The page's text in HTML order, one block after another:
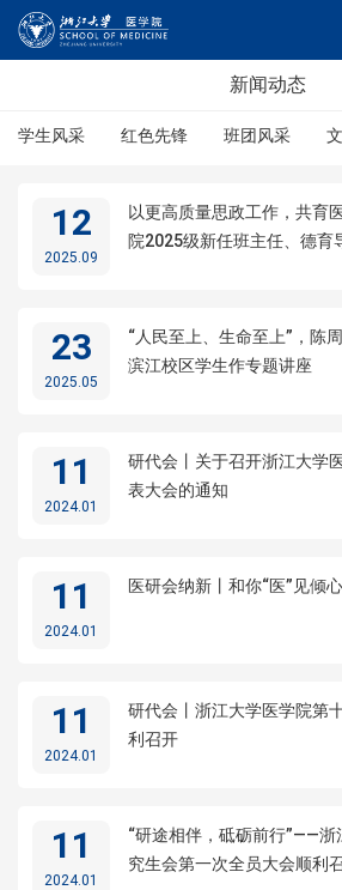
新闻动态
学生风采 红色先锋 班团风采
12
2025.09
以更高质量思政工作，共育
院2025级新任班主任、德育
23
2025.05
“人民至上、生命至上”，陈
滨江校区学生作专题讲座
11
2024.01
研代会丨关于召开浙江大学
表大会的通知
11
2024.01
医研会纳新丨和你“医”见倾
11
2024.01
研代会丨浙江大学医学院第
利召开
11
2024.01
“研途相伴，砥砺前行”——浙
究生会第一次全员大会顺利